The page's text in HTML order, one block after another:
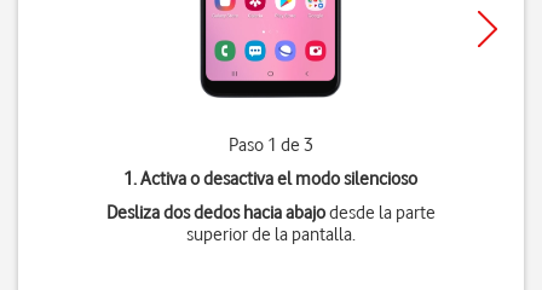
Paso 1 de 3
1. Activa o desactiva el modo silencioso
Desliza dos dedos hacia abajodesde la parte
superior de la pantalla.